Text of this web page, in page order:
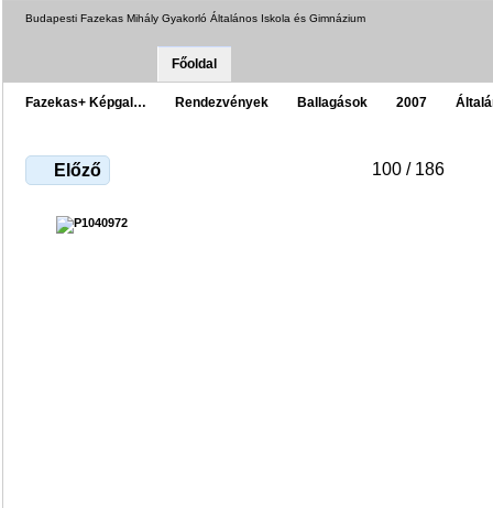
Budapesti Fazekas Mihály Gyakorló Általános Iskola és Gimnázium
Főoldal
Fazekas+ Képgal… Rendezvények Ballagások 2007
Előző 100 / 186